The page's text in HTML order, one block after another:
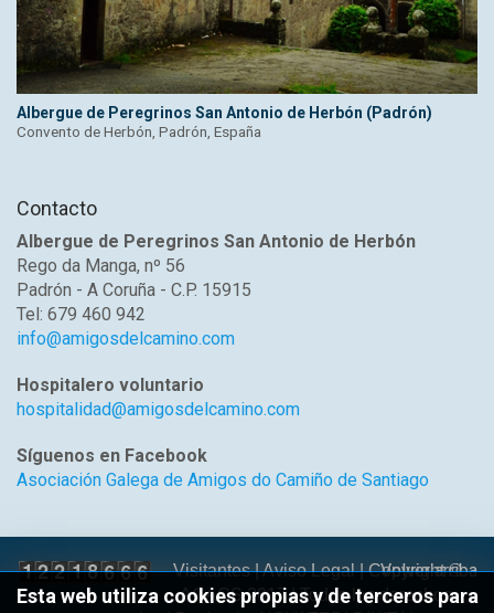
Albergue de Peregrinos San Antonio de Herbón (Padrón)
Convento de Herbón, Padrón, España
Contacto
Albergue de Peregrinos San Antonio de Herbón
Rego da Manga, nº 56
Padrón - A Coruña - C.P. 15915
Tel: 679 460 942
info@amigosdelcamino.com
Hospitalero voluntario
hospitalidad@amigosdelcamino.com
Síguenos en Facebook
Asociación Galega de Amigos do Camiño de Santiago
Volver arriba
Visitantes |Aviso Legal| Copyright ©
AGACS 2017 | Todos los derechos
Esta web utiliza cookies propias y de terceros para